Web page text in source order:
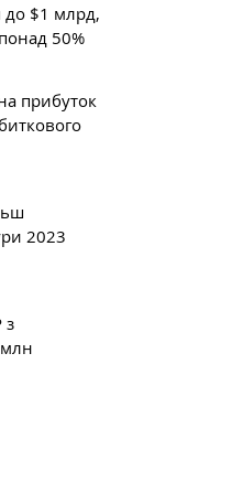
до $1 млрд,
50%
прибуток
2023
з